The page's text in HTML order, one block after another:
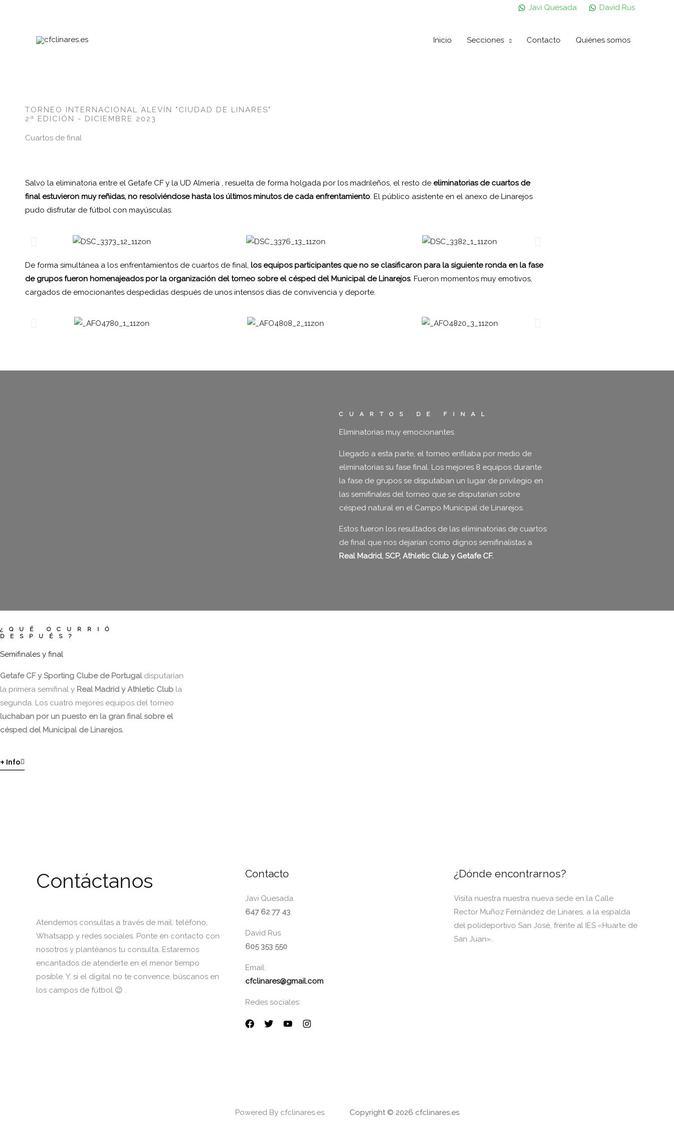
Javi Quesada David Rus
Inicio Secciones Contacto Quiénes somos
TORNEO INTERNACIONAL ALEVÍN "CIUDAD DE LINARES"
2ª EDICIÓN - DICIEMBRE 2023
Cuartos de final
Salvo la eliminatoria entre el Getafe CF y la UD Almería , resuelta de forma holgada por los madrileños, el resto de eliminatorias de cuartos de
final estuvieron muy reñidas, no resolviéndose hasta los últimos minutos de cada enfrentamiento. El público asistente en el anexo de Linarejos
pudo disfrutar de fútbol con mayúsculas.
De forma simultánea a los enfrentamientos de cuartos de final, los equipos participantes que no se clasificaron para la siguiente ronda en la fase
de grupos fueron homenajeados por la organización del torneo sobre el césped del Municipal de Linarejos. Fueron momentos muy emotivos,
cargados de emocionantes despedidas después de unos intensos días de convivencia y deporte.
CUARTOS DE FINAL
Eliminatorias muy emocionantes.
Llegado a esta parte, el torneo enfilaba por medio de
eliminatorias su fase final. Los mejores 8 equipos durante
la fase de grupos se disputaban un lugar de privilegio en
las semifinales del torneo que se disputarían sobre
césped natural en el Campo Municipal de Linarejos.
Estos fueron los resultados de las eliminatorias de cuartos
de final que nos dejarían como dignos semifinalistas a
Real Madrid, SCP, Athletic Club y Getafe CF.
¿QUÉ OCURRIÓ
DESPUÉS?
Semifinales y final
Getafe CF y Sporting Clube de Portugaldisputarían
la primera semifinal y Real Madrid y Athletic Club la
segunda. Los cuatro mejores equipos del torneo
luchaban por un puesto en la gran final sobre el
césped del Municipal de Linarejos.
+ Info
Contáctanos
Atendemos consultas a través de mail, teléfono,
Whatsapp y redes sociales. Ponte en contacto con
nosotros y plantéanos tu consulta. Estaremos
encantados de atenderte en el menor tiempo
posible. Y, si el digital no te convence, búscanos en
los campos de fútbol 😉 .
Contacto
Javi Quesada
647 62 77 43
David Rus
605 353 550
Email:
cfclinares@gmail.com
Redes sociales:
¿Dónde encontrarnos?
Visita nuestra nuestra nueva sede en la Calle
Rector Muñoz Fernández de Linares, a la espalda
del polideportivo San José, frente al IES «Huarte de
San Juan».
Powered By cfclinares.es Copyright © 2026 cfclinares.es